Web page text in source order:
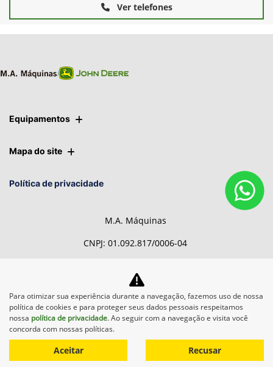
Ver telefones
Equipamentos
Mapa do site
Política de privacidade
M.A. Máquinas
CNPJ: 01.092.817/0006-04
Desacelere. Seu bem maior é
a vida.
Desenvolvido pela DEALERSPACE ® Direitos Reservados.
Para otimizar sua experiência durante a navegação, fazemos uso de nossa
política de cookies e para proteger seus dados pessoais respeitamos
nossa política de privacidade. Ao seguir com a navegação e visita você
concorda com nossas políticas.
Aceitar Recusar